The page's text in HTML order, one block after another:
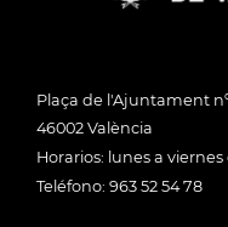
Plaça de l'Ajuntament nº
46002 València
Horarios: lunes a viernes
Teléfono: 963 52 54 78